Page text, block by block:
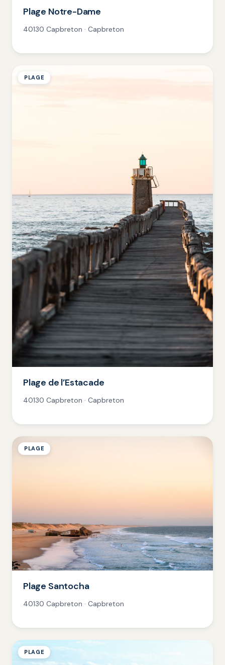
Plage Notre-Dame
40130 Capbreton · Capbreton
PLAGE
Plage de l’Estacade
40130 Capbreton · Capbreton
PLAGE
Plage Santocha
40130 Capbreton · Capbreton
PLAGE